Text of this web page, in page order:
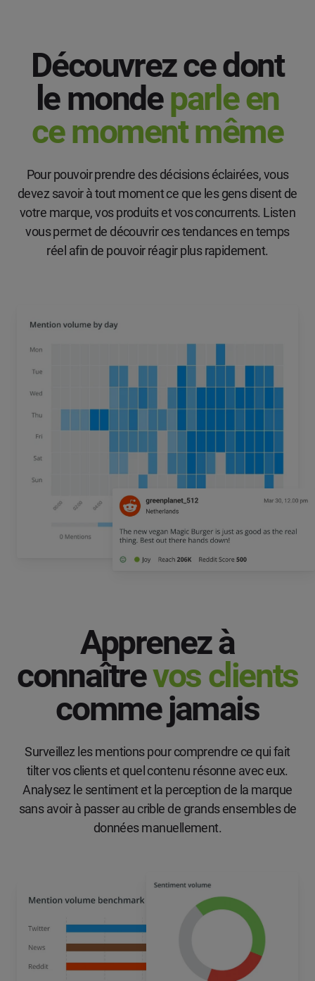
Découvrez ce dont
le mondeparle en
ce moment même
Pour pouvoir prendre des décisions éclairées, vous
devez savoir à tout moment ce que les gens disent de
votre marque, vos produits et vos concurrents. Listen
vous permet de découvrir ces tendances en temps
réel afin de pouvoir réagir plus rapidement.
Apprenez à
connaîtrevos clients
comme jamais
Surveillez les mentions pour comprendre ce qui fait
tilter vos clients et quel contenu résonne avec eux.
Analysez le sentiment et la perception de la marque
sans avoir à passer au crible de grands ensembles de
données manuellement.